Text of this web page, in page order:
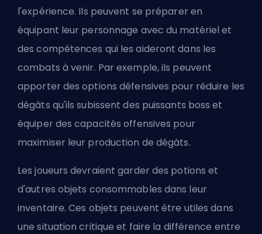
l'expérience. Ils peuvent se préparer en
équipant leur personnage avec du matériel et
des compétences qui les aideront dans les
combats à venir. Par exemple, ils peuvent
apporter des options défensives pour réduire les
dégâts qu'ils subissent des puissants boss et
équiper des capacités offensives pour
maximiser leur production de dégâts.
Les joueurs devraient garder des potions et
d'autres objets consommables dans leur
inventaire. Ces objets peuvent être utiles dans
une situation critique et faire la différence entre